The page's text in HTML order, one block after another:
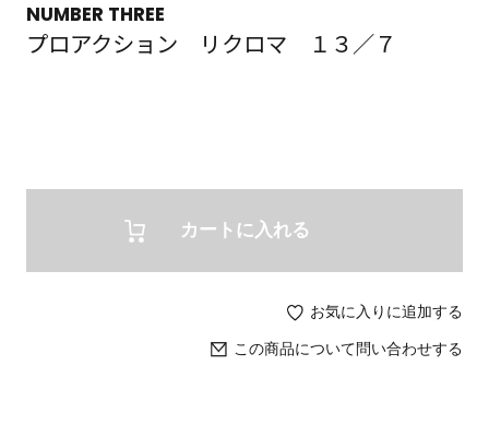
NUMBER THREE
プロアクション リクロマ １３／７
カートに入れる
お気に入りに追加する
この商品について問い合わせする